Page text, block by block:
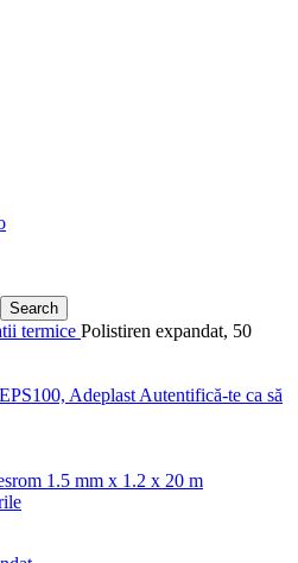
Search
termice Polistiren expandat, 50
Adeplast Autentifică-te ca să
1.5 mm x 1.2 x 20 m